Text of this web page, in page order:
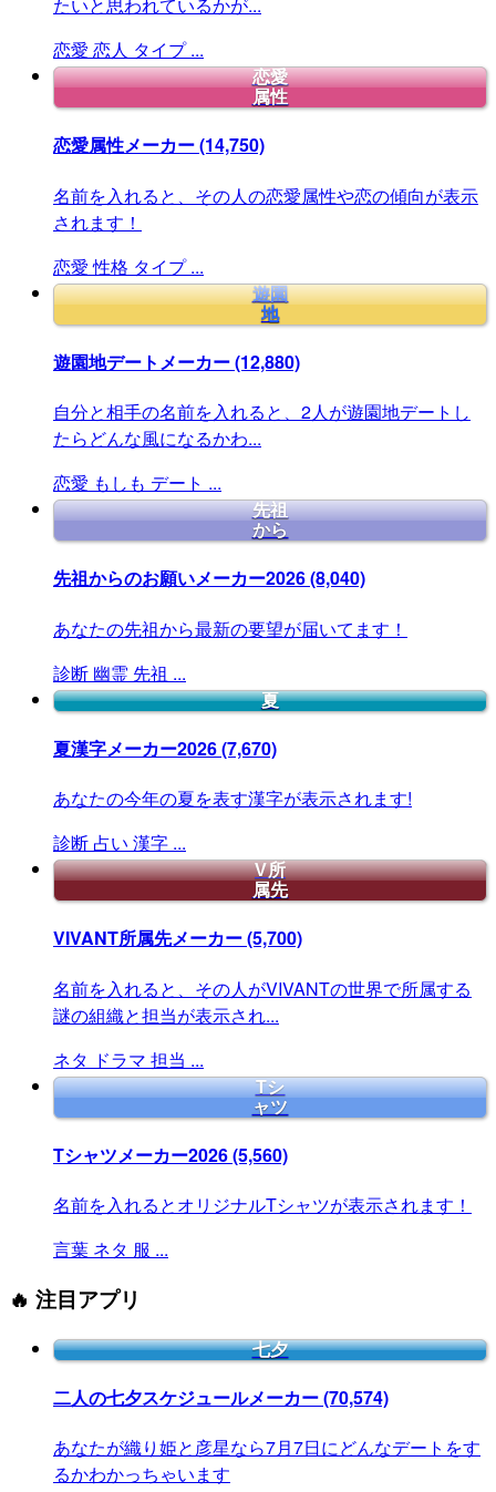
恋愛 恋人 タイプ ...
恋愛
属性
恋愛属性メーカー(14,750)
名前を入れると、その人の恋愛属性や恋の傾向が表示
されます！
恋愛 性格 タイプ ...
遊園
地
遊園地デートメーカー(12,880)
自分と相手の名前を入れると、2人が遊園地デートし
たらどんな風になるかわ...
恋愛 もしも デート ...
先祖
から
先祖からのお願いメーカー2026(8,040)
あなたの先祖から最新の要望が届いてます！
診断 幽霊 先祖 ...
夏
夏漢字メーカー2026(7,670)
あなたの今年の夏を表す漢字が表示されます!
診断 占い 漢字 ...
V所
属先
VIVANT所属先メーカー(5,700)
名前を入れると、その人がVIVANTの世界で所属する
謎の組織と担当が表示され...
ネタ ドラマ 担当 ...
Tシ
ャツ
Tシャツメーカー2026(5,560)
名前を入れるとオリジナルTシャツが表示されます！
言葉 ネタ 服 ...
🔥 注目アプリ
七夕
二人の七夕スケジュールメーカー(70,574)
あなたが織り姫と彦星なら7月7日にどんなデートをす
るかわかっちゃいます